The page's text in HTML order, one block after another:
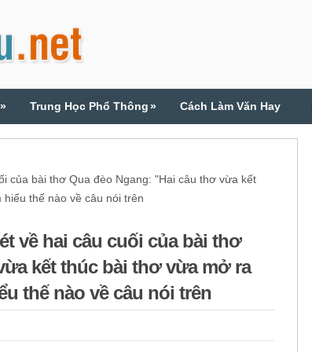
» Trung Học Phổ Thông» Cách Làm Văn Hay
của bài thơ Qua đèo Ngang: "Hai câu thơ vừa kết
thế nào về câu nói trên
về hai câu cuối của bài thơ
kết thúc bài thơ vừa mở ra
thế nào về câu nói trên